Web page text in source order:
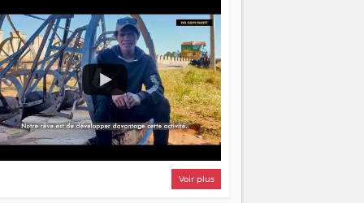
il perpétue un métier discret mais
Voir plus